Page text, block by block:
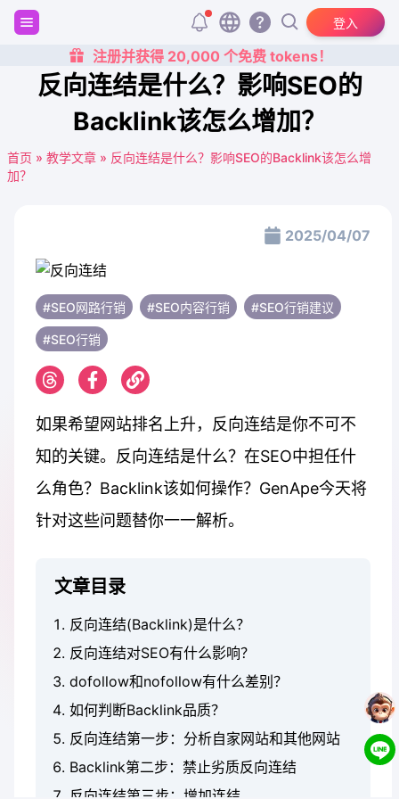
登入
注册并获得 20,000 个免费 tokens！
反向连结是什么？影响SEO的
Backlink该怎么增加？
首页 » 教学文章 » 反向连结是什么？影响SEO的Backlink该怎么增
加？
2025/04/07
#SEO网路行销 #SEO内容行销 #SEO行销建议
#SEO行销
如果希望网站排名上升，反向连结是你不可不
知的关键。反向连结是什么？在SEO中担任什
么角色？Backlink该如何操作？GenApe今天将
针对这些问题替你一一解析。
文章目录
反向连结(Backlink)是什么？
反向连结对SEO有什么影响？
dofollow和nofollow有什么差别？
如何判断Backlink品质？
反向连结第一步：分析自家网站和其他网站
Backlink第二步：禁止劣质反向连结
反向连结第三步：增加连结